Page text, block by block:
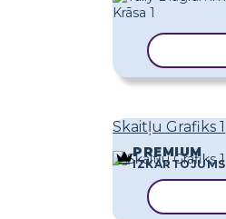
Skaitļu Grafiks 1
PREMIUM
IZKĀRTOJUMS